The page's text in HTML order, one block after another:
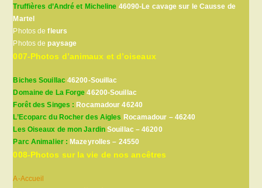
Truffières d’André et Micheline 46090-Le cavage sur le Causse de
Martel
Photos defleurs
Photos depaysage
007-Photos d’animaux et d’oiseaux
Biches Souillac46200-Souillac
Domaine de La Forge 46200-Souillac
Forêt des Singes : Rocamadour 46240
L’Ecoparc du Rocher des Aigles Rocamadour – 46240
Les Oiseaux de mon JardinSouillac – 46200
Parc Animalier : Mazeyrolles – 24550
008-Photos sur la vie de nos ancêtres
A-Accueil